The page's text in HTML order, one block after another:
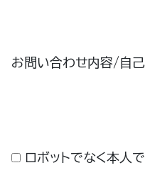
お問い合わせ内容/自
ロボットでなく本人